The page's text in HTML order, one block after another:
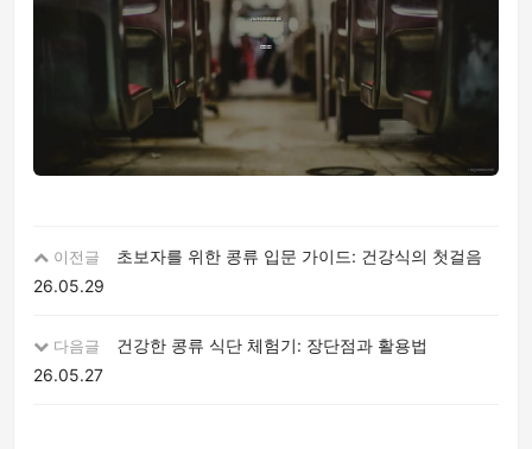
이전글
초보자를 위한 콩류 입문 가이드: 건강식의 첫걸음
26.05.29
다음글
건강한 콩류 식단 체험기: 장단점과 활용법
26.05.27